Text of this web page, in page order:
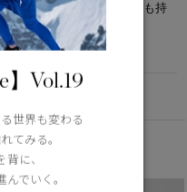
納できるため、どこへでも持
すめ
】Vol.19
世界も変わる
てみる。
背に、
でいく。